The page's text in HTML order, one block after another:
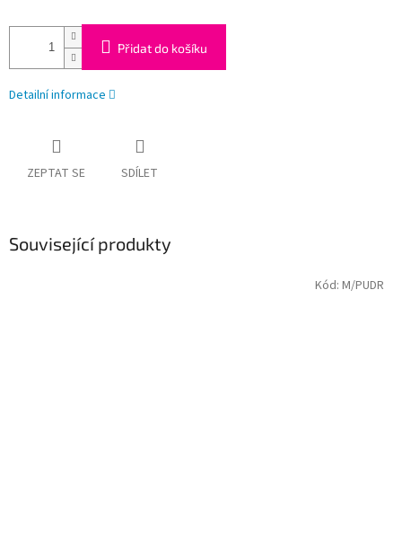
Přidat do košíku
Detailní informace
ZEPTAT SE SDÍLET
Související produkty
Kód: M/PUDR